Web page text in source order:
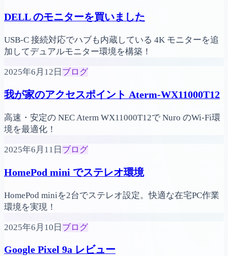
DELL のモニターを買いました
USB-C 接続対応でハブも内蔵している 4K モニターを追
加してデュアルモニター環境を構築！
2025年6月12日 ブログ
我が家のアクセスポイント Aterm-WX11000T12
高速・安定の NEC Aterm WX11000T12で Nuro のWi-Fi環
境を最適化！
2025年6月11日 ブログ
HomePod mini でステレオ環境
HomePod miniを2台でステレオ設定。快適な在宅PC作業
環境を実現！
2025年6月10日 ブログ
Google Pixel 9a レビュー